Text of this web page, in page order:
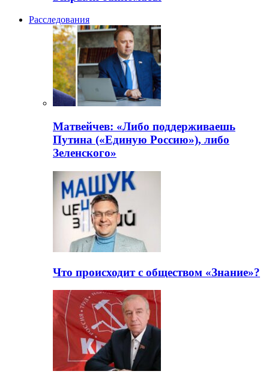
Расследования
Матвейчев: «Либо поддерживаешь
Путина («Единую Россию»), либо
Зеленского»
Что происходит с обществом «Знание»?